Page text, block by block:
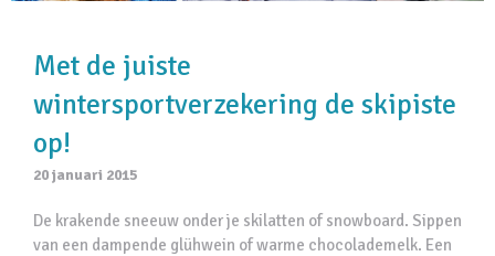
Met de juiste
wintersportverzekering de skipiste
op!
20 januari 2015
De krakende sneeuw onder je skilatten of snowboard. Sippen
van een dampende glühwein of warme chocolademelk. Een